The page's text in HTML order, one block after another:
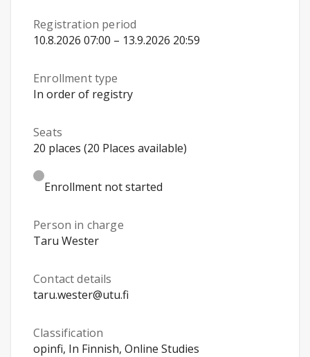
Registration period
10.8.2026 07:00 – 13.9.2026 20:59
Enrollment type
In order of registry
Seats
20 places (20 Places available)
Enrollment not started
Person in charge
Taru Wester
Contact details
taru.wester@utu.fi
Classification
opinfi, In Finnish, Online Studies